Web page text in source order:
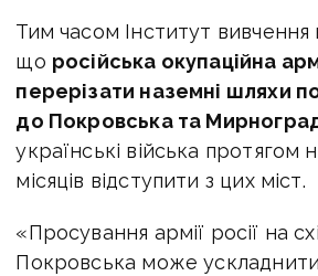
Тим часом Інститут вивчення
що російська окупаційна
перерізати наземні шляхи
до Покровська та
українські війська протягом
місяців відступити з цих міст.
«Просування армії росії на
Покровська може ускладнити